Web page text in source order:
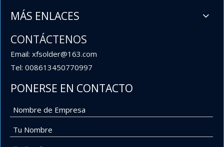
MÁS ENLACES
CONTÁCTENOS
Email: xfsolder@163.com
Tel: 008613450770997
PONERSE EN CONTACTO